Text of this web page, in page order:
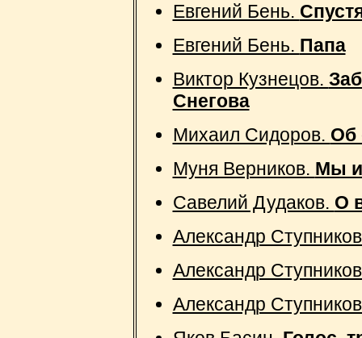
Евгений Бень.
Евгений Бень. Папа
Виктор Кузнецов.
Снегова
Михаил Сидоров. Об
Муня Верников. Мы
Савелий Дудаков. О
Александр
Александр
Александр